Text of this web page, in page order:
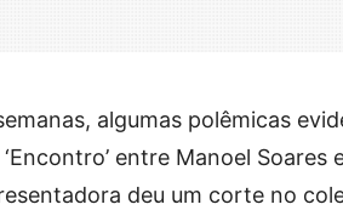
algumas polêmicas
entre Manoel
deu um corte no